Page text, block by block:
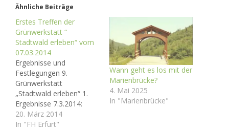
Ähnliche Beiträge
Erstes Treffen der
Grünwerkstatt “
Stadtwald erleben“ vom
07.03.2014
Ergebnisse und
Festlegungen 9.
Grünwerkstatt
„Stadtwald erleben“ 1.
Ergebnisse 7.3.2014:
ISEK- Projekt „Stadtwald
erleben - Entdeckerwald“
20. März 2014
In "FH Erfurt"
Wann geht es los mit der
Marienbrücke?
4. Mai 2025
In "Marienbrücke"